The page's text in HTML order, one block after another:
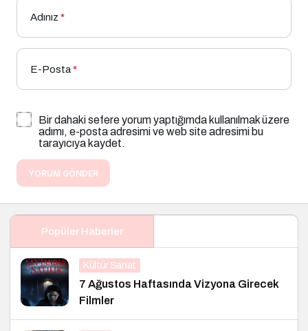
Adınız *
E-Posta*
Bir dahaki sefere yorum yaptığımda kullanılmak üzere
adımı, e-posta adresimi ve web site adresimi bu
tarayıcıya kaydet.
YORUM GÖNDER
Popüler Haberler
Kültür Sanat
7 Ağustos Haftasında Vizyona Girecek
Filmler